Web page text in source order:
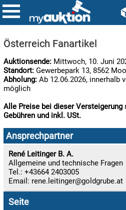
06.08:

06.08:
Österreich Fanartikel
Auktionsende: Mittwoch, 10. Juni
Standort: Gewerbepark 13, 8562
Abholung: Ab 12.06.2026, innerhalb
möglich
Alle Preise bei dieser
Gebühren und inkl. USt.
Ansprechpartner
René Leitinger B. A.
Allgemeine und technische Fragen
Tel.: +43664 2403005
Email: rene.leitinger
Seite